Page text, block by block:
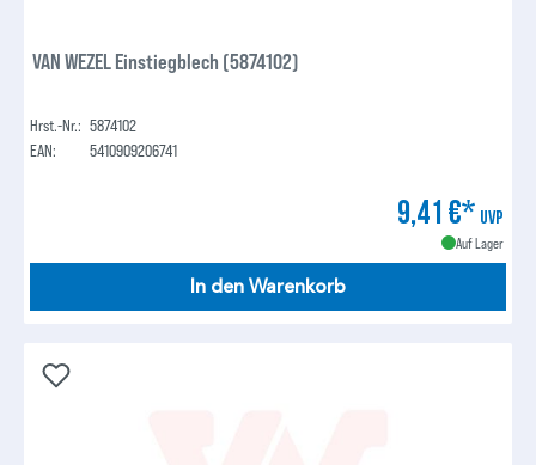
VAN WEZEL Einstiegblech (5874102)
Hrst.-Nr.: 5874102
EAN:
5410909206741
9,41 €* UVP
Auf Lager
In den Warenkorb